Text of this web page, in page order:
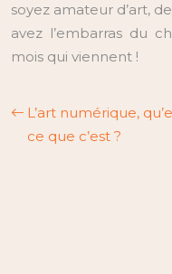
soyez amateur d’art,
avez l’embarras du
mois qui viennent !
L’art numérique,
ce que c’est ?